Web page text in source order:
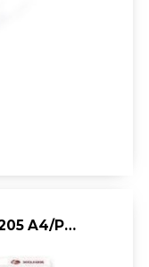
TRANSPARANT XEROX 003R98205 A4/PK50